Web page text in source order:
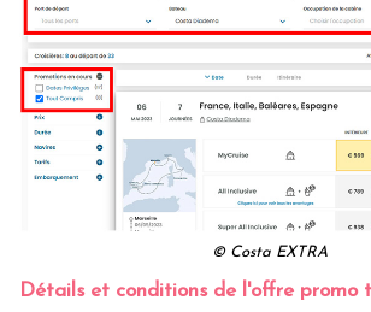
© Costa EXTRA
Détails et conditions de l'offre promo